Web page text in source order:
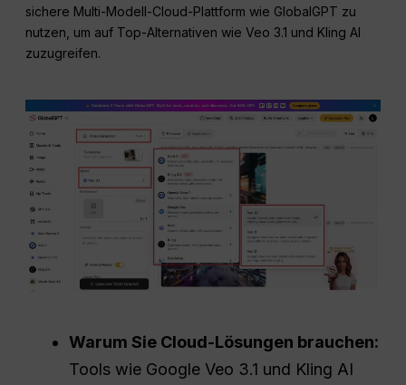
sichere Multi-Modell-Cloud-Plattform wie GlobalGPT zu
nutzen, um auf Top-Alternativen wie Veo 3.1 und Kling AI
zuzugreifen.
Warum Sie Cloud-Lösungen brauchen:
Tools wie Google Veo 3.1 und Kling AI